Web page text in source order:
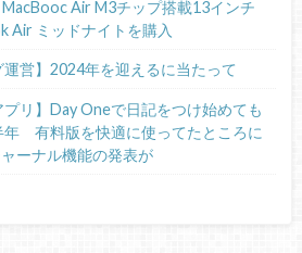
MacBooc Air M3チップ搭載13インチ
Air ミッドナイトを購入
運営】2024年を迎えるに当たって
プリ】Day Oneで日記をつけ始めても
年 有料版を快適に使ってたところに
ーナル機能の発表が